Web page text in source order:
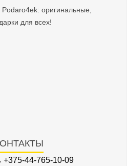
оригинальные,
для всех!
+375-44-765-10-09